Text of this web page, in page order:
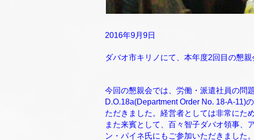
2016年9月9日
ダバオ市キリノにて、本年度2回目の懇
今回の懇親会では、労働・派遣社員の問
D.O.18a(Department Order No. 18-A-11)
ただきました。経営者としては非常にた
また来賓として、百々智子ダバオ領事、
ン・パイネ氏にもご参加いただきました